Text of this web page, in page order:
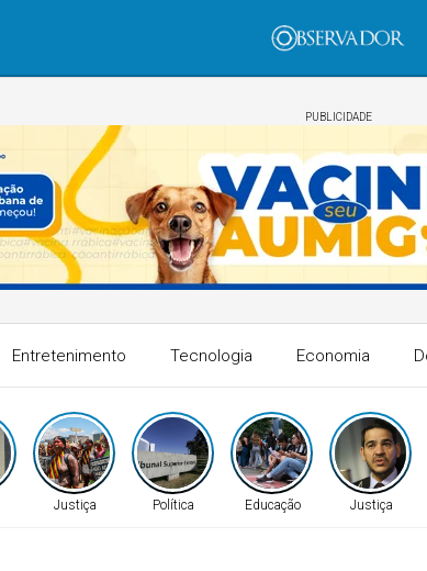
PUBLICIDADE
Entretenimento Tecnologia Economia
Justiça Política Educação Justiça